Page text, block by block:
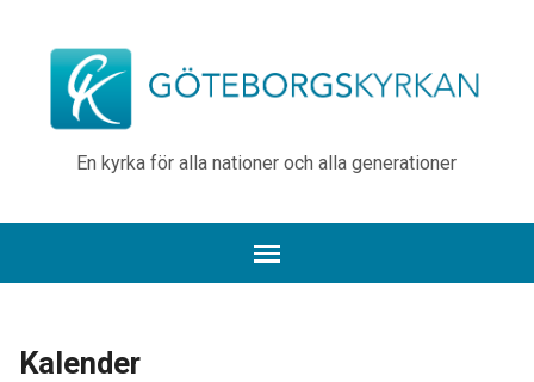
En kyrka för alla nationer och alla generationer
Kalender